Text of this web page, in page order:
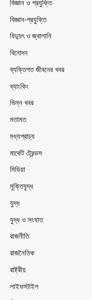
বিজ্ঞান ও প্রযুক্তি
বিজ্ঞান-প্রযুক্তি
বিদ্যুৎ ও জ্বালানি
বিনোদন
ব্যক্তিগত জীবনের খবর
ব্যাংকিং
ভিন্ন খবর
মতামত
মধ্যপ্রাচ্য
মার্কেট ট্রেন্ডস
মিডিয়া
মুক্তিযুদ্ধ
যুদ্ধ
যুদ্ধ ও সংঘাত
রাজনীতি
রাজনৈতিক
রাষ্ট্রীয়
লাইফস্টাইল